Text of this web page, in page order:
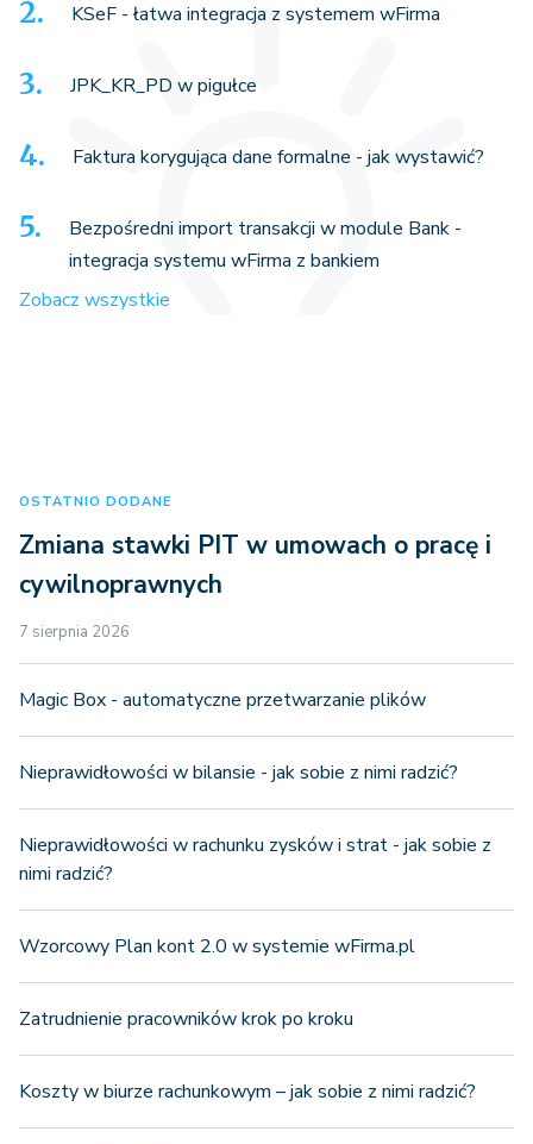
KSeF - łatwa integracja z systemem wFirma
JPK_KR_PD w pigułce
Faktura korygująca dane formalne - jak wystawić?
Bezpośredni import transakcji w module Bank -
integracja systemu wFirma z bankiem
Zobacz wszystkie
OSTATNIO DODANE
Zmiana stawki PIT w umowach o pracę i
cywilnoprawnych
7 sierpnia 2026
Magic Box - automatyczne przetwarzanie plików
Nieprawidłowości w bilansie - jak sobie z nimi radzić?
Nieprawidłowości w rachunku zysków i strat - jak sobie z
nimi radzić?
Wzorcowy Plan kont 2.0 w systemie wFirma.pl
Zatrudnienie pracowników krok po kroku
Koszty w biurze rachunkowym – jak sobie z nimi radzić?